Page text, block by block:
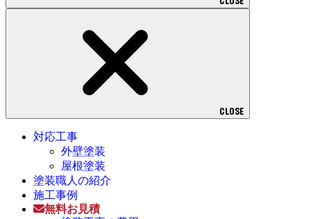
CLOSE
対応工事
外壁塗装
屋根塗装
塗装職人の紹介
施工事例
無料お見積